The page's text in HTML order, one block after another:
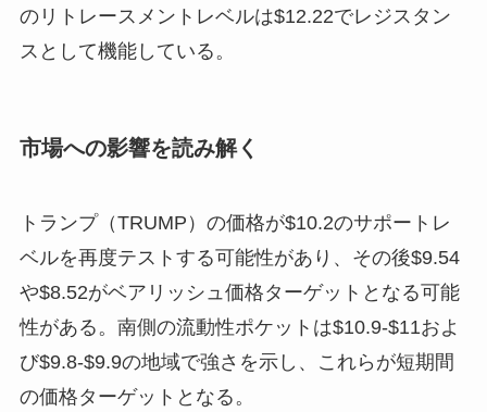
のリトレースメントレベルは$12.22でレジスタン
スとして機能している。
市場への影響を読み解く
トランプ（TRUMP）の価格が$10.2のサポートレ
ベルを再度テストする可能性があり、その後$9.54
や$8.52がベアリッシュ価格ターゲットとなる可能
性がある。南側の流動性ポケットは$10.9-$11およ
び$9.8-$9.9の地域で強さを示し、これらが短期間
の価格ターゲットとなる。